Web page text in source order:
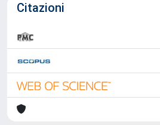
Citazioni